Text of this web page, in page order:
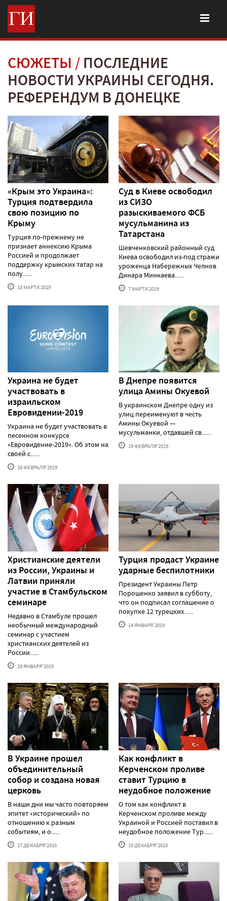
СЮЖЕТЫ
ПОСЛЕДНИЕ
НОВОСТИ УКРАИНЫ СЕГОДНЯ.
РЕФЕРЕНДУМ В ДОНЕЦКЕ
«Крым это Украина»:
Турция подтвердила
свою позицию по
Крыму
Турция по-прежнему не
признает аннексию Крыма
Россией и продолжает
поддержку крымских татар на
полу......
18 МАРТА'2019
Суд в Киеве освободил
из СИЗО
разыскиваемого ФСБ
мусульманина из
Татарстана
Шевченковский районный суд
Киева освободил из-под стражи
уроженца Набережных Челнов
Динара Минкаева......
7 МАРТА'2019
Украина не будет
участвовать в
израильском
Евровидении-2019
Украина не будет участвовать в
песенном конкурсе
«Евровидение-2019». Об этом на
своей с......
28 ФЕВРАЛЯ'2019
В Днепре появится
улица Амины Окуевой
В украинском Днепре одну из
улиц переименуют в честь
Амины Окуевой —
мусульманки, отдавшей св......
19 ФЕВРАЛЯ'2019
Христианские деятели
из России, Украины и
Латвии приняли
участие в Стамбульском
семинаре
Недавно в Стамбуле прошел
необычный международный
семинар с участием
христианских деятелей из
России......
28 ЯНВАРЯ'2019
Турция продаст Украине
ударные беспилотники
Президент Украины Петр
Порошенко заявил в субботу,
что он подписал соглашение о
покупке 12 турецких......
14 ЯНВАРЯ'2019
В Украине прошел
объединительный
собор и создана новая
церковь
В наши дни мы часто повторяем
эпитет «исторический» по
отношению к разным
событиям, и о......
17 ДЕКАБРЯ'2018
Как конфликт в
Керченском проливе
ставит Турцию в
неудобное положение
О том как конфликт в
Керченском проливе между
Украиной и Россией поставил в
неудобное положение Тур......
10 ДЕКАБРЯ'2018